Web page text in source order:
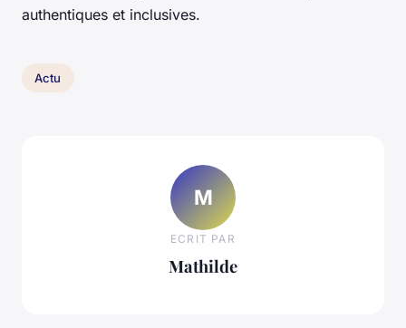
authentiques et inclusives.
Actu
M
ECRIT PAR
Mathilde